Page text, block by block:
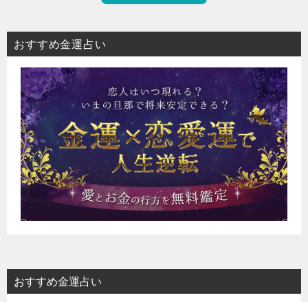
おすすめ金運占い
おすすめ金運占い